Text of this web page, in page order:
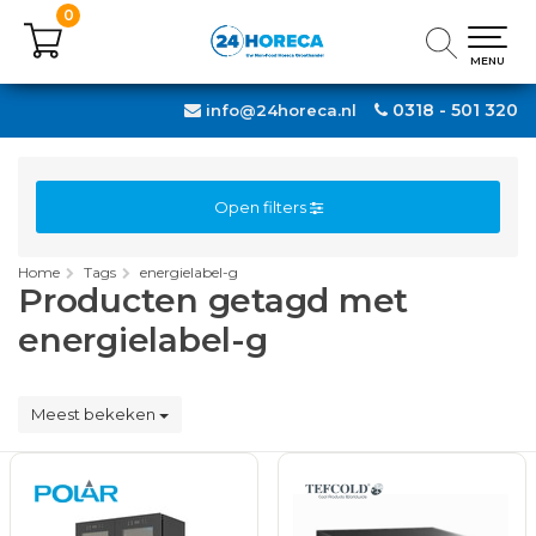
0318 - 501 320
info@24horeca.nl
0
MENU
0
MENU
Open filters
Home Tags energielabel-g
Producten getagd met
energielabel-g
Meest bekeken